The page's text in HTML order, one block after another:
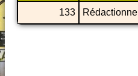
133
Rédactionnel